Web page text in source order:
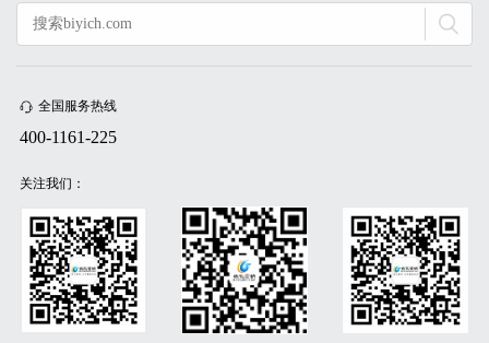
全国服务热线
400-1161-225
关注我们：